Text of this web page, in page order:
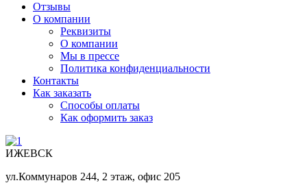
Отзывы
О компании
Реквизиты
О компании
Мы в прессе
Политика конфиденциальности
Контакты
Как заказать
Способы оплаты
Как оформить заказ
ИЖЕВСК
ул.Коммунаров 244, 2 этаж, офис 205